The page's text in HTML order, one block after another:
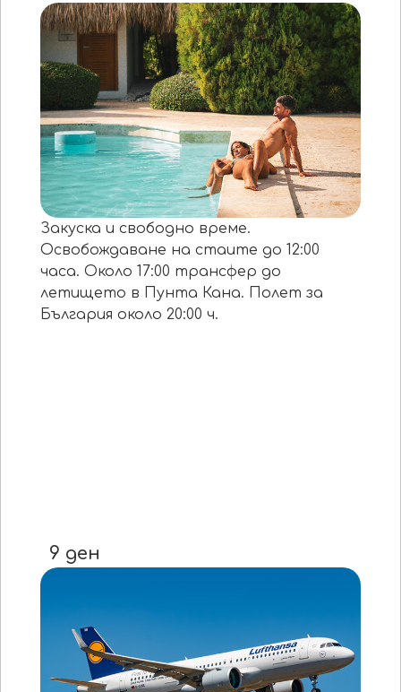
Закуска и свободно време.
Освобождаване на стаите до 12:00
часа. Около 17:00 трансфер до
летището в Пунта Кана. Полет за
България около 20:00 ч.
9 ден